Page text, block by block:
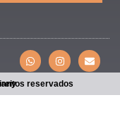
reservados